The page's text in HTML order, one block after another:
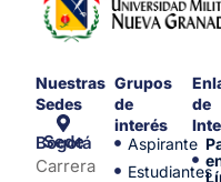
Nuestras
Sedes
Sede Bogotá
Carrera
Grupos
de
interés
Aspirante
Estudiantes
de